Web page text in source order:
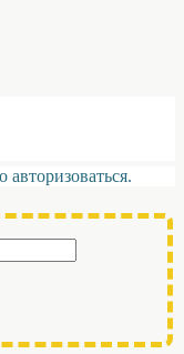
авторизоваться.